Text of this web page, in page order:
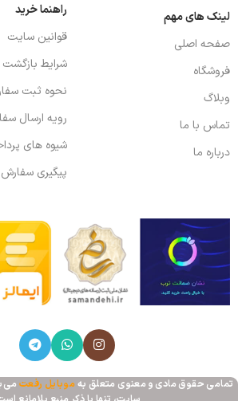
لینک های مهم
صفحه اصلی
فروشگاه
وبلاگ
تماس با ما
درباره ما
راهنما خرید
قوانین سایت
شرایط بازگشت
نحوه ثبت
رویه ارسال
شیوه های
پیگیری سفارش
تمامی حقوق مادی و معنوی متعلق بهموبایل رفعت